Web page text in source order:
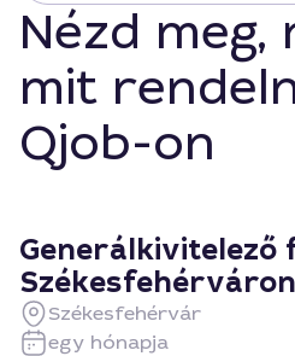
Nézd meg,
mit
Qjob-on
Generálkivitelező
Székesfehérváron
Székesfehérvár
egy hónapja